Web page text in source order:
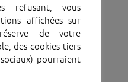
refusant, vous
affichées sur
de votre
des cookies tiers
pourraient